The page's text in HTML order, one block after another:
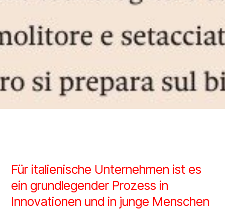
Für italienische Unternehmen ist es
ein grundlegender Prozess in
Innovationen und in junge Menschen